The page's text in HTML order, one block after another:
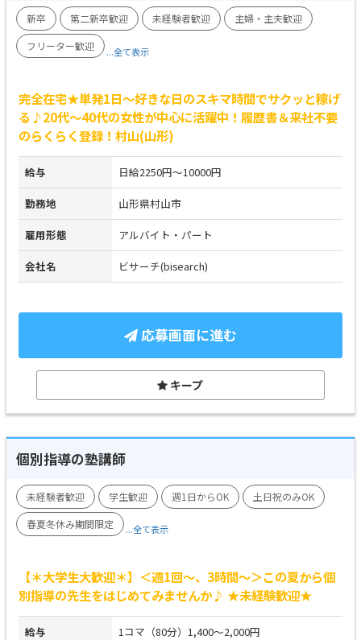
新卒 第二新卒歓迎 未経験者歓迎
主婦・主夫歓迎
フリーター歓迎
...全て表示
完全在宅★単発1日～好きな日のスキマ時間でサクッと稼げ
る♪20代～40代の女性が中心に活躍中！履歴書＆来社不要
のらくらく登録！村山(山形)
給与 日給2250円～10000円
勤務地 山形県村山市
雇用形態 アルバイト・パート
会社名 ビサーチ(bisearch)
応募画面に進む
キープ
個別指導の塾講師
未経験者歓迎 学生歓迎 週1日からOK
土日祝のみOK
春夏冬休み期間限定
...全て表示
【＊大学生大歓迎＊】＜週1回～、3時間～＞この夏から個
別指導の先生をはじめてみませんか♪ ★未経験歓迎★
給与 1コマ（80分）1,400～2,000円